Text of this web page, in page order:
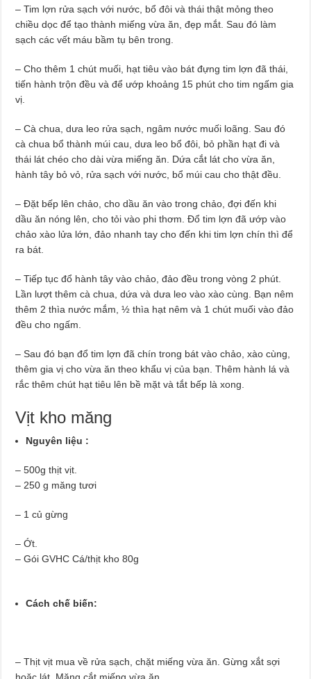
– Tim lợn rửa sạch với nước, bổ đôi và thái thật mỏng theo
chiều dọc để tạo thành miếng vừa ăn, đẹp mắt. Sau đó làm
sạch các vết máu bầm tụ bên trong.
– Cho thêm 1 chút muối, hạt tiêu vào bát đựng tim lợn đã thái,
tiến hành trộn đều và để ướp khoảng 15 phút cho tim ngấm gia
vị.
– Cà chua, dưa leo rửa sạch, ngâm nước muối loãng. Sau đó
cà chua bổ thành múi cau, dưa leo bổ đôi, bỏ phần hạt đi và
thái lát chéo cho dài vừa miếng ăn. Dứa cắt lát cho vừa ăn,
hành tây bỏ vỏ, rửa sạch với nước, bổ múi cau cho thật đều.
– Đặt bếp lên chảo, cho dầu ăn vào trong chảo, đợi đến khi
dầu ăn nóng lên, cho tỏi vào phi thơm. Đổ tim lợn đã ướp vào
chảo xào lửa lớn, đảo nhanh tay cho đến khi tim lợn chín thì để
ra bát.
– Tiếp tục đổ hành tây vào chảo, đảo đều trong vòng 2 phút.
Lần lượt thêm cà chua, dứa và dưa leo vào xào cùng. Bạn nêm
thêm 2 thìa nước mắm, ½ thìa hạt nêm và 1 chút muối vào đảo
đều cho ngấm.
– Sau đó bạn đổ tim lợn đã chín trong bát vào chảo, xào cùng,
thêm gia vị cho vừa ăn theo khẩu vị của bạn. Thêm hành lá và
rắc thêm chút hạt tiêu lên bề mặt và tắt bếp là xong.
Vịt kho măng
Nguyên liệu :
– 500g thịt vịt.
– 250 g măng tươi
– 1 củ gừng
– Ớt.
– Gói GVHC Cá/thịt kho 80g
Cách chế biến:
– Thịt vịt mua về rửa sạch, chặt miếng vừa ăn. Gừng xắt sợi